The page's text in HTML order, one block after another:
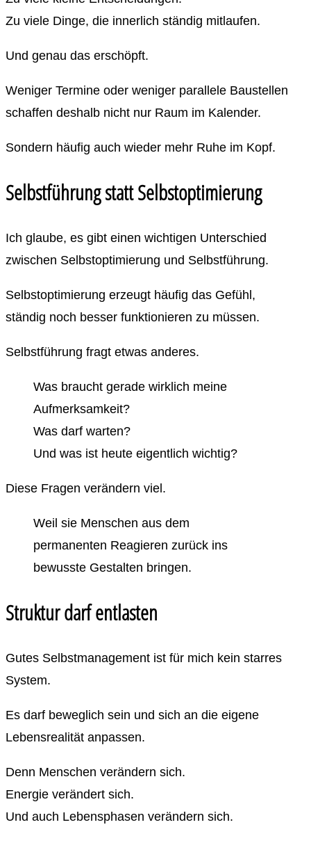
Zu viele Dinge, die innerlich ständig mitlaufen.
Und genau das erschöpft.
Weniger Termine oder weniger parallele Baustellen
schaffen deshalb nicht nur Raum im Kalender.
Sondern häufig auch wieder mehr Ruhe im Kopf.
Selbstführung statt Selbstoptimierung
Ich glaube, es gibt einen wichtigen Unterschied
zwischen Selbstoptimierung und Selbstführung.
Selbstoptimierung erzeugt häufig das Gefühl,
ständig noch besser funktionieren zu müssen.
Selbstführung fragt etwas anderes.
Was braucht gerade wirklich meine
Aufmerksamkeit?
Was darf warten?
Und was ist heute eigentlich wichtig?
Diese Fragen verändern viel.
Weil sie Menschen aus dem
permanenten Reagieren zurück ins
bewusste Gestalten bringen.
Struktur darf entlasten
Gutes Selbstmanagement ist für mich kein starres
System.
Es darf beweglich sein und sich an die eigene
Lebensrealität anpassen.
Denn Menschen verändern sich.
Energie verändert sich.
Und auch Lebensphasen verändern sich.